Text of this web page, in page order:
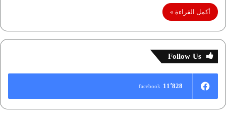
أكمل القراءة »
Follow Us
11٬828 facebook